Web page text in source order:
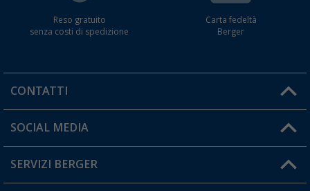
Reso gratuito
senza costi di spedizione
Carta fedeltà
Berger
CONTATTI
Orari di apertura del servizio:
Hai una domanda?
SOCIAL MEDIA
SERVIZI BERGER